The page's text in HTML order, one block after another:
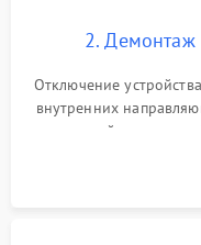
2. Демонтаж
Отключение
внутренних
задней или
нагревательным